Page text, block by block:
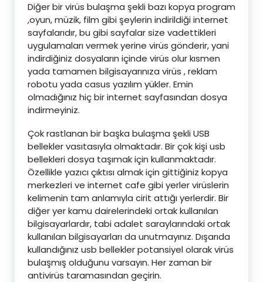
Diğer bir virüs bulaşma şekli bazı kopya program
,oyun, müzik, film gibi şeylerin indirildiği internet
sayfalarıdır, bu gibi sayfalar size vadettikleri
uygulamaları vermek yerine virüs gönderir, yani
indirdiğiniz dosyaların içinde virüs olur kısmen
yada tamamen bilgisayarınıza virüs , reklam
robotu yada casus yazılım yükler. Emin
olmadığınız hiç bir internet sayfasından dosya
indirmeyiniz.
Çok rastlanan bir başka bulaşma şekli USB
bellekler vasıtasıyla olmaktadır. Bir çok kişi usb
bellekleri dosya taşımak için kullanmaktadır.
Özellikle yazıcı çıktısı almak için gittiğiniz kopya
merkezleri ve internet cafe gibi yerler virüslerin
kelimenin tam anlamıyla cirit attığı yerlerdir. Bir
diğer yer kamu dairelerindeki ortak kullanılan
bilgisayarlardır, tabi adalet saraylarındaki ortak
kullanılan bilgisayarları da unutmayınız. Dışarıda
kullandığınız usb bellekler potansiyel olarak virüs
bulaşmış olduğunu varsayın. Her zaman bir
antivirüs taramasından geçirin.